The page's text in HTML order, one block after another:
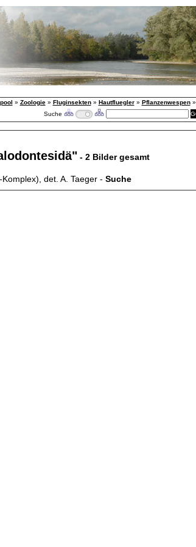
» Zoologie» Fluginsekten» Hautfluegler» Pflanzenwespen»
Suche
- 2 Bilder gesamt
det. A. Taeger - Suche